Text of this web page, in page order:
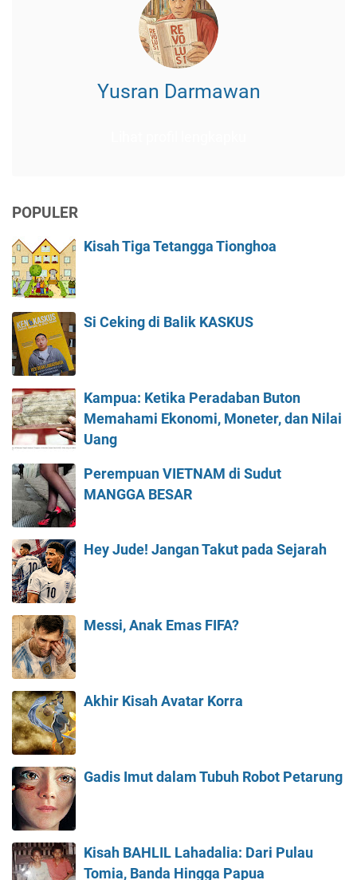
Yusran Darmawan
POPULER
Kisah Tiga Tetangga Tionghoa
Si Ceking di Balik KASKUS
Kampua: Ketika Peradaban Buton
Memahami Ekonomi, Moneter, dan Nilai
Uang
Perempuan VIETNAM di Sudut
MANGGA BESAR
Hey Jude! Jangan Takut pada Sejarah
Messi, Anak Emas FIFA?
Akhir Kisah Avatar Korra
Gadis Imut dalam Tubuh Robot Petarung
Kisah BAHLIL Lahadalia: Dari Pulau
Tomia, Banda Hingga Papua